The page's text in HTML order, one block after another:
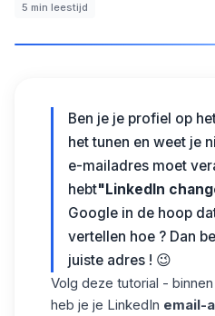
5 min leestijd
Ben je je profiel op
het tunen en weet je
e-mailadres moet
hebt"LinkedIn
Google in de hoop
vertellen hoe ? Dan
juiste adres ! 😉
Volg deze tutorial -
heb je je LinkedIn email-